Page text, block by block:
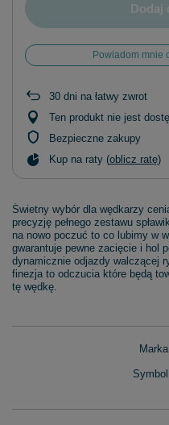
Dodaj
Powiadom mnie
30 dni na łatwy zwrot
Ten produkt nie jest
Bezpieczne zakupy
Kup na raty (oblicz ratę)
Świetny wybór dla wędkarzy
precyzję pełnego zestawu
na nowo poczuć to co lubimy w
gwarantuje pewne zacięcie i hol
dynamicznie odjazdy walczącej
finezja to odczucia które będą
tę wędkę.
Marka
Symbol